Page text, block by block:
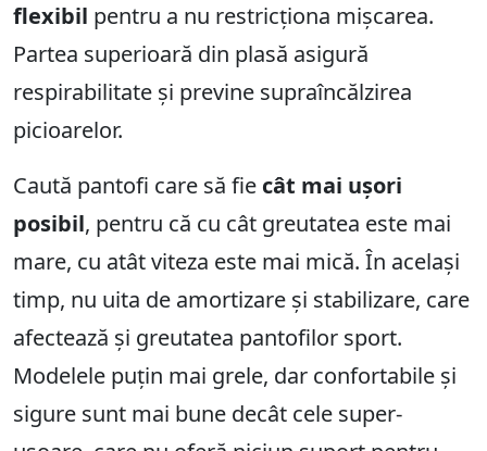
flexibil pentru a nu restricționa mișcarea.
Partea superioară din plasă asigură
respirabilitate și previne supraîncălzirea
picioarelor.
Caută pantofi care să fie cât mai ușori
posibil, pentru că cu cât greutatea este mai
mare, cu atât viteza este mai mică. În același
timp, nu uita de amortizare și stabilizare, care
afectează și greutatea pantofilor sport.
Modelele puțin mai grele, dar confortabile și
sigure sunt mai bune decât cele super-